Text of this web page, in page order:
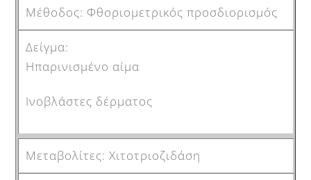
Φθοριομετρικός προσδιορισμός
Ηπαρινισμένο αίμα
Ινοβλάστες δέρματος
Χιτοτριοζιδάση